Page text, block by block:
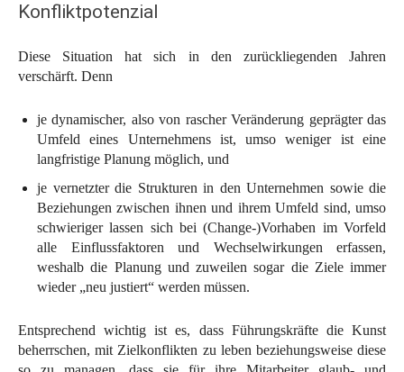
Konfliktpotenzial
Diese Situation hat sich in den zurückliegenden Jahren
verschärft. Denn
je dynamischer, also von rascher Veränderung geprägter das
Umfeld eines Unternehmens ist, umso weniger ist eine
langfristige Planung möglich, und
je vernetzter die Strukturen in den Unternehmen sowie die
Beziehungen zwischen ihnen und ihrem Umfeld sind, umso
schwieriger lassen sich bei (Change-)Vorhaben im Vorfeld
alle Einflussfaktoren und Wechselwirkungen erfassen,
weshalb die Planung und zuweilen sogar die Ziele immer
wieder „neu justiert“ werden müssen.
Entsprechend wichtig ist es, dass Führungskräfte die Kunst
beherrschen, mit Zielkonflikten zu leben beziehungsweise diese